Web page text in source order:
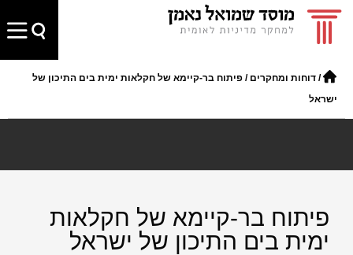
/ דוחות ומחקרים / פיתוח בר-קיימא של חקלאות ימית בים התיכון של
ישראל
פיתוח בר-קיימא של חקלאות
ימית בים התיכון של ישראל